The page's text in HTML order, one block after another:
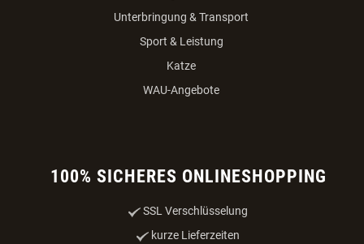
Unterbringung & Transport
Sport & Leistung
Katze
WAU-Angebote
100% SICHERES ONLINESHOPPING
SSL Verschlüsselung
kurze Lieferzeiten